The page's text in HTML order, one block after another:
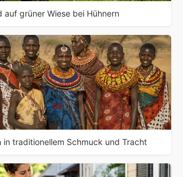
auf grüner Wiese bei Hühnern
in traditionellem Schmuck und Tracht